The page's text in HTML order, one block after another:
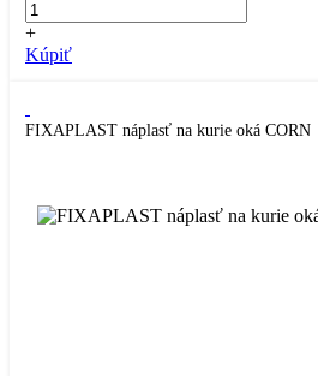
+
Kúpiť
FIXAPLAST náplasť na kurie oká CORN